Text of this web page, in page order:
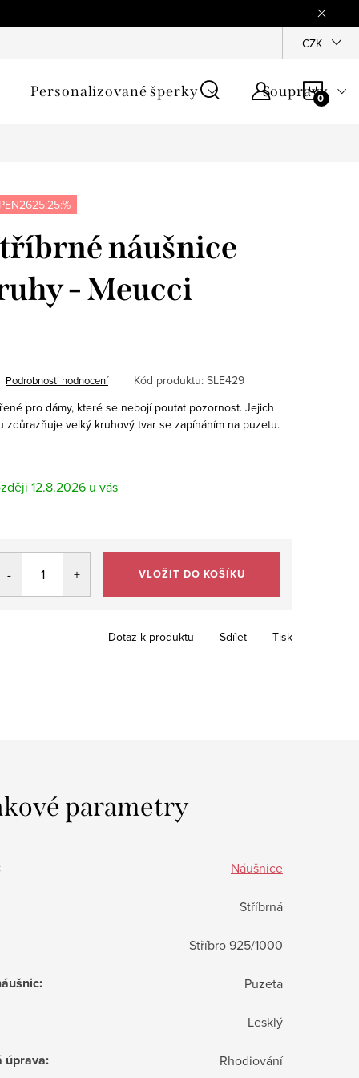
Jak
CZK
Personalizované šperky Soupravy
náušnice
- Meucci
Podrobnosti hodnocení Kód produktu: SLE429
pro dámy, které se nebojí poutat pozornost. Jejich
velký kruhový tvar se zapínáním na puzetu.
12.8.2026
VLOŽIT DO KOŠÍKU
Tisk
Dotaz k produktu Sdílet
parametry
Náušnice
Stříbrná
Stříbro 925/1000
: Puzeta
Lesklý
úprava: Rhodiování